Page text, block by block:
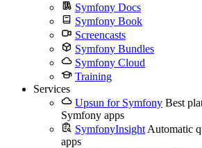
Symfony Docs
Symfony Book
Screencasts
Symfony Bundles
Symfony Cloud
Training
Services
Upsun for Symfony Best
Symfony apps
SymfonyInsight Automatic
apps